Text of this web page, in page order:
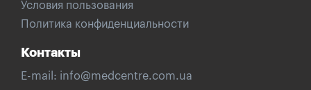
Условия пользования
Политика конфиденциальности
Контакты
E-mail: info@medcentre.com.ua